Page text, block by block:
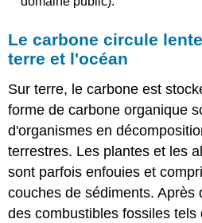
Le carbone circule
terre et l'océan
Sur terre, le carbone est
forme de carbone organique
d'organismes en
terrestres. Les plantes et les
sont parfois enfouies et
couches de sédiments. Après
des combustibles fossiles tels